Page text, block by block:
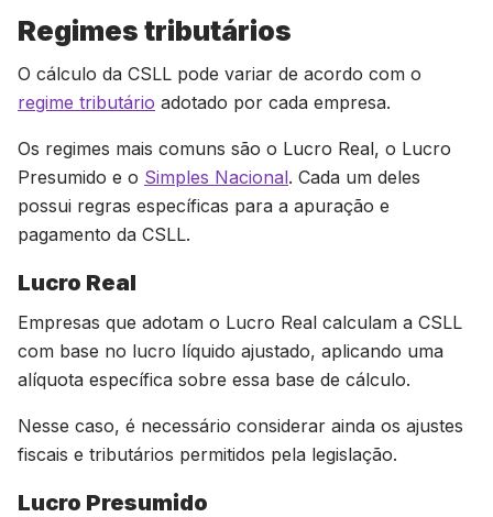
Regimes tributários
O cálculo da CSLL pode variar de acordo com o
regime tributário adotado por cada empresa.
Os regimes mais comuns são o Lucro Real, o Lucro
Presumido e o Simples Nacional. Cada um deles
possui regras específicas para a apuração e
pagamento da CSLL.
Lucro Real
Empresas que adotam o Lucro Real calculam a CSLL
com base no lucro líquido ajustado, aplicando uma
alíquota específica sobre essa base de cálculo.
Nesse caso, é necessário considerar ainda os ajustes
fiscais e tributários permitidos pela legislação.
Lucro Presumido